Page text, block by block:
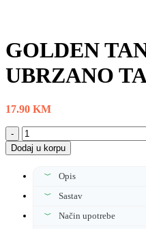
GOLDEN
UBRZANO
17.90 KM
GOLDEN
TANNING
ULJE
UBRZANO
TAMNJENJE
Dodaj u korpu
Opis
Sastav
Način upotrebe